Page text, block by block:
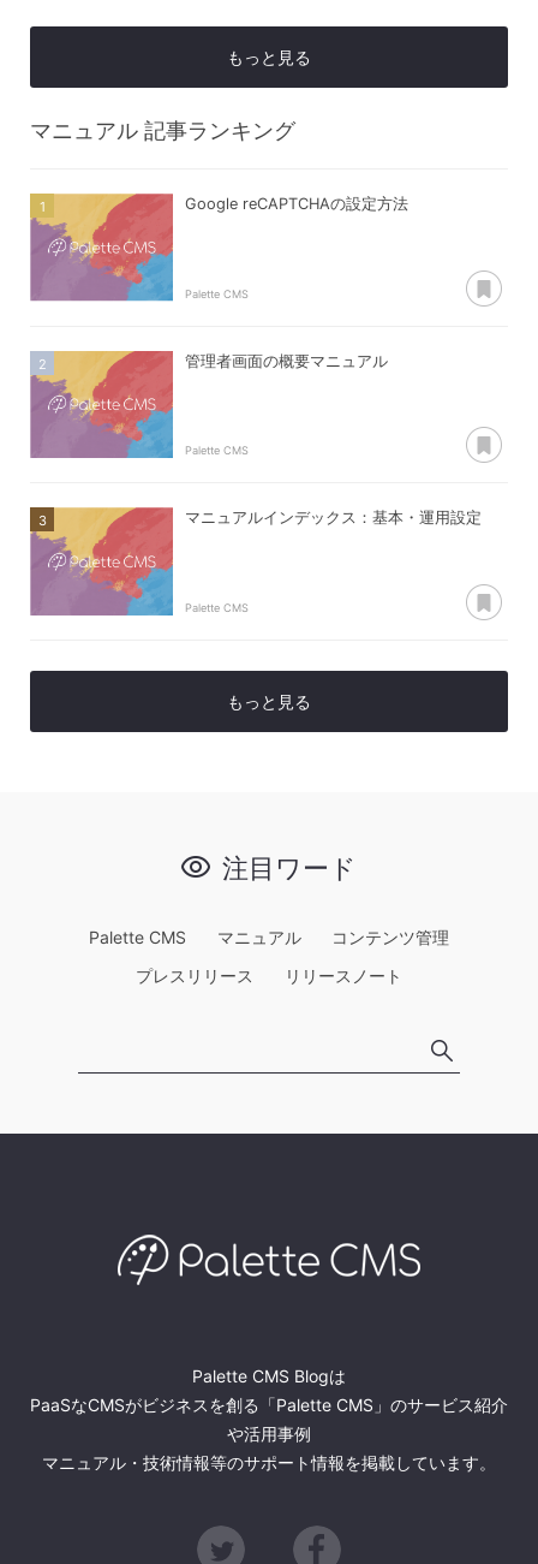
もっと見る
マニュアル 記事ランキング
Google reCAPTCHAの設定方法
Palette CMS
管理者画面の概要マニュアル
Palette CMS
マニュアルインデックス：基本・運用設定
Palette CMS
もっと見る
注目ワード
Palette CMS マニュアル
コンテンツ管理
プレスリリース
リリースノート
Palette CMS Blogは
PaaSなCMSがビジネスを創る「Palette CMS」のサービス紹介
や活用事例
マニュアル・技術情報等のサポート情報を掲載しています。
Twitter